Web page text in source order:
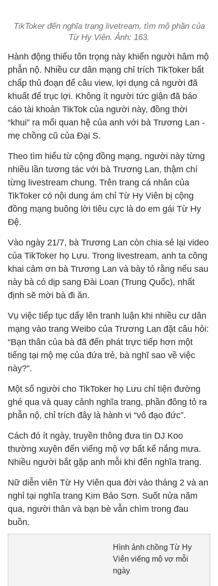
TikToker đến nghĩa trang livetream, tìm mộ phần của
Từ Hy Viên. Ảnh: 163.
Hành động thiếu tôn trọng này khiến người hâm mộ
phẫn nộ. Nhiều cư dân mạng chỉ trích TikToker bất
chấp thủ đoạn để câu view, lợi dụng cả người đã
khuất để trục lợi. Không ít người tức giận đã báo
cáo tài khoản TikTok của người này, đồng thời
“khui” ra mối quan hệ của anh với bà Trương Lan -
mẹ chồng cũ của Đại S.
Theo tìm hiểu từ cộng đồng mạng, người này từng
nhiều lần tương tác với bà Trương Lan, thậm chí
từng livestream chung. Trên trang cá nhân của
TikToker có nội dung ám chỉ Từ Hy Viên bị cộng
đồng mạng buông lời tiêu cực là do em gái Từ Hy
Đệ.
Vào ngày 21/7, bà Trương Lan còn chia sẻ lại video
của TikToker họ Lưu. Trong livestream, anh ta công
khai cảm ơn bà Trương Lan và bày tỏ rằng nếu sau
này bà có dịp sang Đài Loan (Trung Quốc), nhất
định sẽ mời bà đi ăn.
Vụ việc tiếp tục dấy lên tranh luận khi nhiều cư dân
mạng vào trang Weibo của Trương Lan đặt câu hỏi:
“Bạn thân của bà đã đến phát trực tiếp hơn một
tiếng tại mộ mẹ của đứa trẻ, bà nghĩ sao về việc
này?”.
Một số người cho TikToker họ Lưu chỉ tiện đường
ghé qua và quay cảnh nghĩa trang, phần đông tỏ ra
phẫn nộ, chỉ trích đây là hành vi “vô đạo đức”.
Cách đó ít ngày, truyền thông đưa tin DJ Koo
thường xuyên đến viếng mộ vợ bất kể nắng mưa.
Nhiều người bắt gặp anh mỗi khi đến nghĩa trang.
Nữ diễn viên Từ Hy Viên qua đời vào tháng 2 và an
nghỉ tại nghĩa trang Kim Bảo Sơn. Suốt nửa năm
qua, người thân và bạn bè vẫn chìm trong đau
buồn.
Hình ảnh chồng Từ Hy
Viên viếng mộ vợ mỗi
ngày